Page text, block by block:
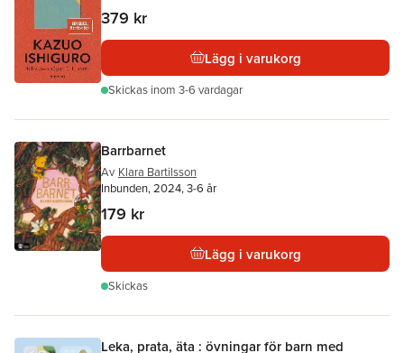
379 kr
Lägg i varukorg
Skickas inom 3-6 vardagar
Barrbarnet
Av Klara Bartilsson
Inbunden, 2024, 3-6 år
179 kr
Lägg i varukorg
Skickas
Leka, prata, äta : övningar för barn med